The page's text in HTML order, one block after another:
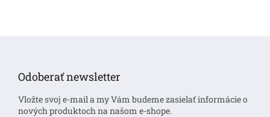
Odoberať newsletter
Vložte svoj e-mail a my Vám budeme zasielať informácie o
nových produktoch na našom e-shope.